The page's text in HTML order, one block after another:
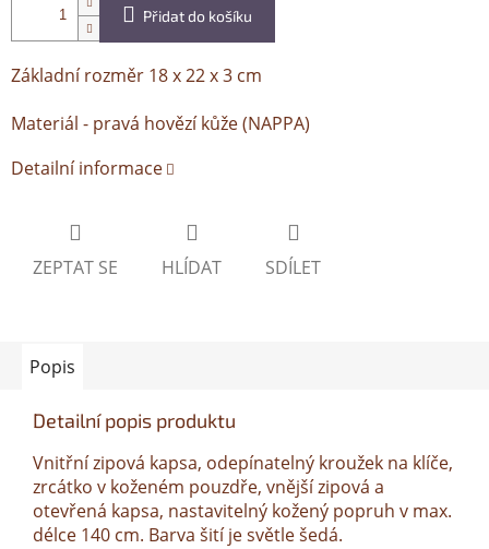
Přidat do košíku
Základní rozměr 18 x 22 x 3 cm
Materiál - pravá hovězí kůže (NAPPA)
Detailní informace
ZEPTAT SE HLÍDAT SDÍLET
Popis
Detailní popis produktu
Vnitřní zipová kapsa, odepínatelný kroužek na klíče,
zrcátko v koženém pouzdře, vnější zipová a
otevřená kapsa, nastavitelný kožený popruh v max.
délce 140 cm. Barva šití je světle šedá.